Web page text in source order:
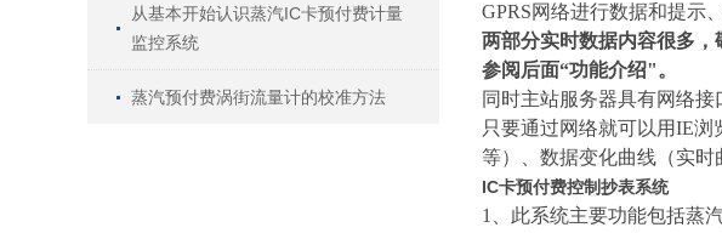
从基本开始认识蒸汽IC卡预付费计量
监控系统
蒸汽预付费涡街流量计的校准方法
GPRS网络进行数据和提示、
两部分实时数据内容很多
参阅后面“功能介绍"。
同时主站服务器具有网络接
只要通过网络就可以 用IE浏
等）、数据变化曲线（实
IC卡预付费控制抄表系统
1、 此系统主要功能包括蒸